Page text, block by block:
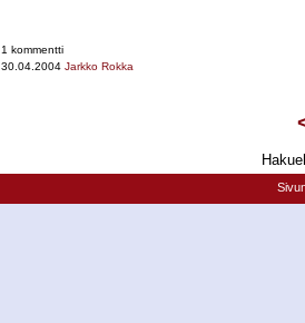
1 kommentti
30.04.2004 Jarkko Rokka